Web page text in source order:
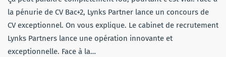
la pénurie de CV Bac+2, Lynks Partner lance un concours de
CV exceptionnel. On vous explique. Le cabinet de recrutement
Lynks Partners lance une opération innovante et
exceptionnelle. Face à la…